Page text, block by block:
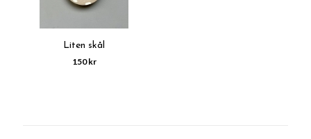
Liten skål
150 kr